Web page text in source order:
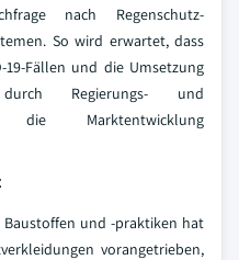
nach Regenschutz-
So wird erwartet, dass
19-Fällen und die Umsetzung
Regierungs- und
die Marktentwicklung
Baustoffen und -praktiken hat
vorangetrieben,